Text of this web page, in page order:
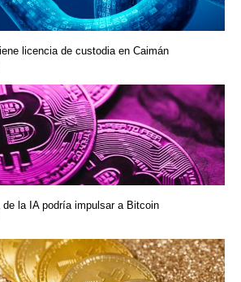
licencia de custodia en Caimán
de la IA podría impulsar a Bitcoin